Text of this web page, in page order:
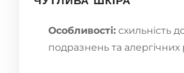
Особливості: схильність
подразнень та алергічних